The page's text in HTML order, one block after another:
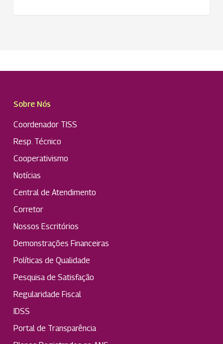
Sobre Nós
Coordenador TISS
Resp. Técnico
Cooperativismo
Notícias
Central de Atendimento
Corretor
Nossos Escritórios
Demonstrações Financeiras
Políticas de Qualidade
Pesquisa de Satisfação
Regularidade Fiscal
IDSS
Portal de Transparência